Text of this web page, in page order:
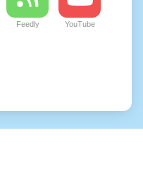
Feedly YouTube